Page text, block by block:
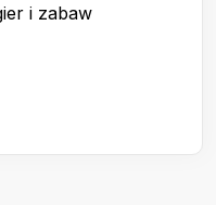
i zabaw